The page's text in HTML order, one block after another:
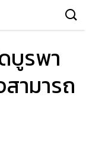
บูรพา
ามารถ